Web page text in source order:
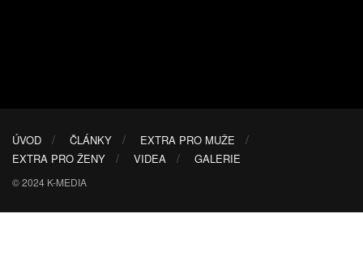
ÚVOD ČLÁNKY
EXTRA PRO MUŽE
EXTRA PRO ŽENY
VIDEA GALERIE
© 2024 K-MEDIA